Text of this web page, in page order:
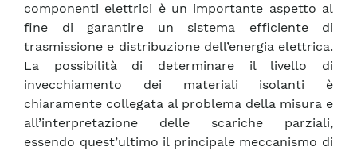
componenti elettrici è un importante aspetto al
fine di garantire un sistema efficiente di
trasmissione e distribuzione dell’energia elettrica.
La possibilità di determinare il livello di
invecchiamento dei materiali isolanti è
chiaramente collegata al problema della misura e
all’interpretazione delle scariche parziali,
essendo quest’ultimo il principale meccanismo di